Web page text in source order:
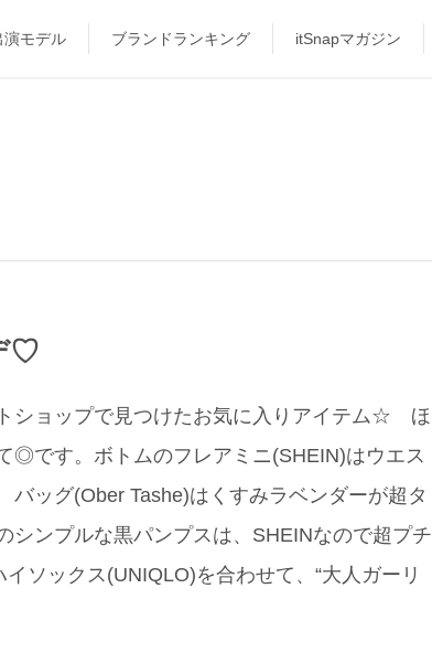
演モデル ブランドランキング itSnapマガジン
♡
ショップで見つけたお気に入りアイテム☆ ほ
◎です。ボトムのフレアミニ(SHEIN)はウエス
ッグ(Ober Tashe)はくすみラベンダーが超タ
シンプルな黒パンプスは、SHEINなので超プチ
ソックス(UNIQLO)を合わせて、“大人ガーリ